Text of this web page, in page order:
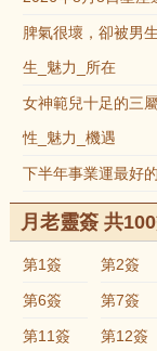
脾氣很壞，卻被男
生_魅力_所在
女神範兒十足的三
性_魅力_機遇
下半年事業運最好
月老靈簽 共100
第1簽 第2簽
第6簽 第7簽
第11簽 第12簽